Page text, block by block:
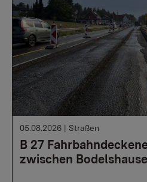
B 27
zwischen
05.08.2026 | Straßen